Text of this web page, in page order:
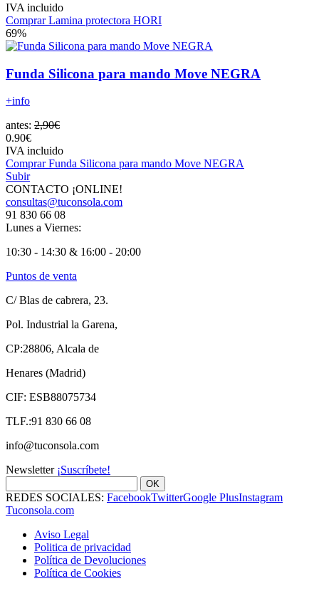
IVA incluido
Comprar Lamina protectora HORI
69%
Funda Silicona para mando Move NEGRA
+info
antes: 2,90€
0.90€
IVA incluido
Comprar Funda Silicona para mando Move NEGRA
Subir
CONTACTO ¡ONLINE!
consultas@tuconsola.com
91 830 66 08
Lunes a Viernes:
10:30 - 14:30 & 16:00 - 20:00
Puntos de venta
C/ Blas de cabrera, 23.
Pol. Industrial la Garena,
CP:28806, Alcala de
Henares (Madrid)
CIF: ESB88075734
TLF.:91 830 66 08
info@tuconsola.com
Newsletter ¡Suscríbete!
OK
REDES SOCIALES: FacebookTwitterGoogle PlusInstagram
Tuconsola.com
Aviso Legal
Politica de privacidad
Política de Devoluciones
Política de Cookies